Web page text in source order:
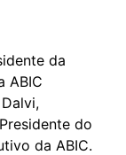
da
ABIC
do
da ABIC.